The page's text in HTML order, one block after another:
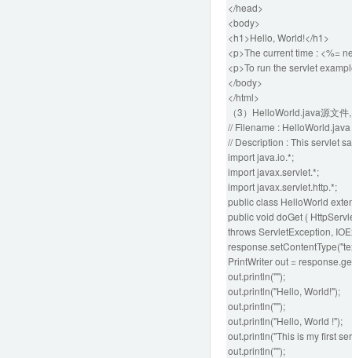
</head>
<body>
<h1>Hello, World!</h1>
<p>The current time : <%=
<p>To run the servlet
</body>
</html>
（3）HelloWorld.java源文
// Filename : HelloWorld.java
// Description : This servlet
import java.io.*;
import javax.servlet.*;
import javax.servlet.http.*;
public class HelloWorld
public void doGet (
throws ServletException,
PrintWriter out =
out.println("");
out.println("Hello, World!");
out.println("");
out.println("Hello, World !");
out.println("This is my first
out.println("");